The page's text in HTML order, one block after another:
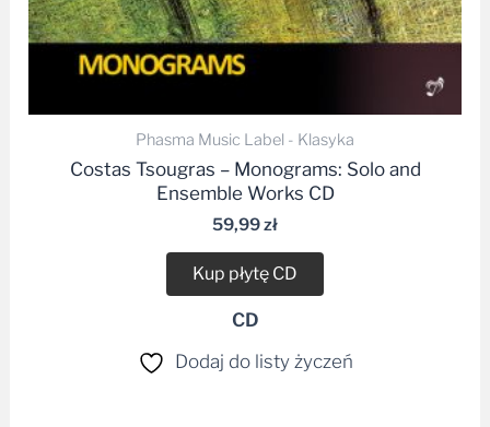
Phasma Music Label - Klasyka
Costas Tsougras – Monograms: Solo and
Ensemble Works CD
59,99zł
Kup płytę CD
CD
Dodaj do listy życzeń